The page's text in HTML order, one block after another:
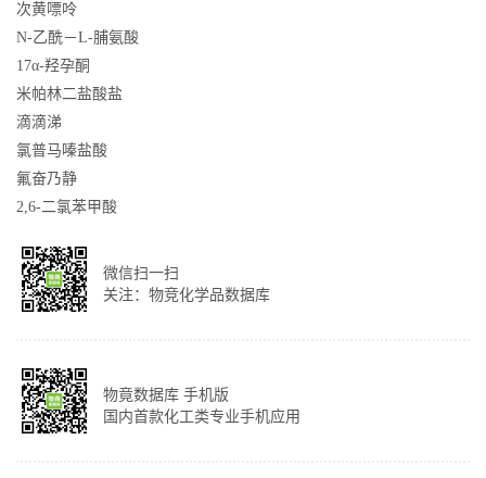
次黄嘌呤
N-乙酰－L-脯氨酸
17α-羟孕酮
米帕林二盐酸盐
滴滴涕
氯普马嗪盐酸
氟奋乃静
2,6-二氯苯甲酸
微信扫一扫
关注：物竞化学品数据库
物竟数据库 手机版
国内首款化工类专业手机应用